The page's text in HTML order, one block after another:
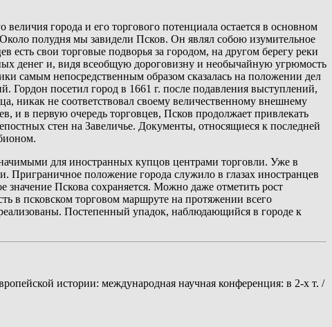
города и его торгового потенциала остается в основном
полудня мы завидели Псков. Он являл собою изумительное
свои торговые подворья за городом, на другом берегу реки
денег и, видя всеобщую дороговизну и необычайную угрюмость
самым непосредственным образом сказалась на положении дел
Гордон посетил город в 1661 г. после подавления выступлений,
никак не соответствовал своему величественному внешнему
и в первую очередь торговцев, Псков продолжает привлекать
стен на Завеличье. Документы, относящиеся к последней
для иностранных купцов центрами торговли. Уже в
Приграничное положение города служило в глазах иностранцев
Пскова сохраняется. Можно даже отметить рост
в псковском торговом маршруте на протяжении всего
Постепенный упадок, наблюдающийся в городе к
истории: международная научная конференция: в 2-х т. /